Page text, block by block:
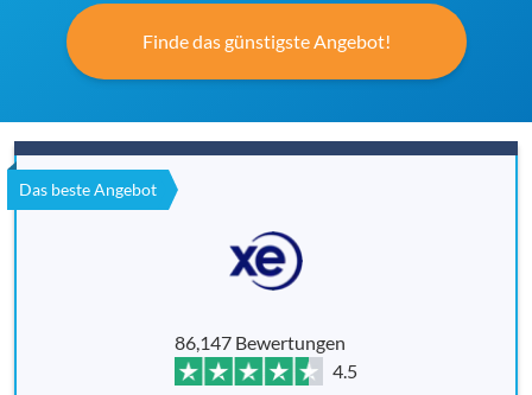
Finde das günstigste Angebot!
Das beste Angebot
86,147 Bewertungen
4.5